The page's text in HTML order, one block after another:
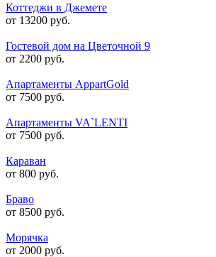
Коттеджи в Джемете
от 13200 руб.
Гостевой дом на Цветочной 9
от 2200 руб.
Апартаменты AppartGold
от 7500 руб.
Апартаменты VA`LENTI
от 7500 руб.
Караван
от 800 руб.
Браво
от 8500 руб.
Морячка
от 2000 руб.